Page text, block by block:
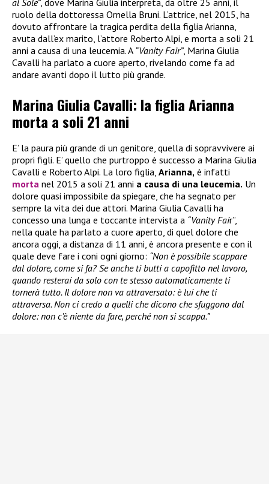
ruolo della dottoressa Ornella Bruni. L’attrice, nel 2015, ha
dovuto affrontare la tragica perdita della figlia Arianna,
avuta dall’ex marito, l’attore Roberto Alpi, e morta a soli 21
anni a causa di una leucemia. A “Vanity Fair”, Marina Giulia
Cavalli ha parlato a cuore aperto, rivelando come fa ad
andare avanti dopo il lutto più grande.
Marina Giulia Cavalli: la figlia Arianna
morta a soli 21 anni
E’ la paura più grande di un genitore, quella di sopravvivere ai
propri figli. E’ quello che purtroppo è successo a Marina Giulia
Cavalli e Roberto Alpi. La loro figlia, Arianna, è infatti
morta nel 2015 a soli 21 anni a causa di una leucemia. Un
dolore quasi impossibile da spiegare, che ha segnato per
sempre la vita dei due attori. Marina Giulia Cavalli ha
concesso una lunga e toccante intervista a “Vanity Fair”,
nella quale ha parlato a cuore aperto, di quel dolore che
ancora oggi, a distanza di 11 anni, è ancora presente e con il
quale deve fare i coni ogni giorno: “Non è possibile scappare
dal dolore, come si fa? Se anche ti butti a capofitto nel lavoro,
quando resterai da solo con te stesso automaticamente ti
tornerà tutto. Il dolore non va attraversato: è lui che ti
attraversa. Non ci credo a quelli che dicono che sfuggono dal
dolore: non c’è niente da fare, perché non si scappa.”